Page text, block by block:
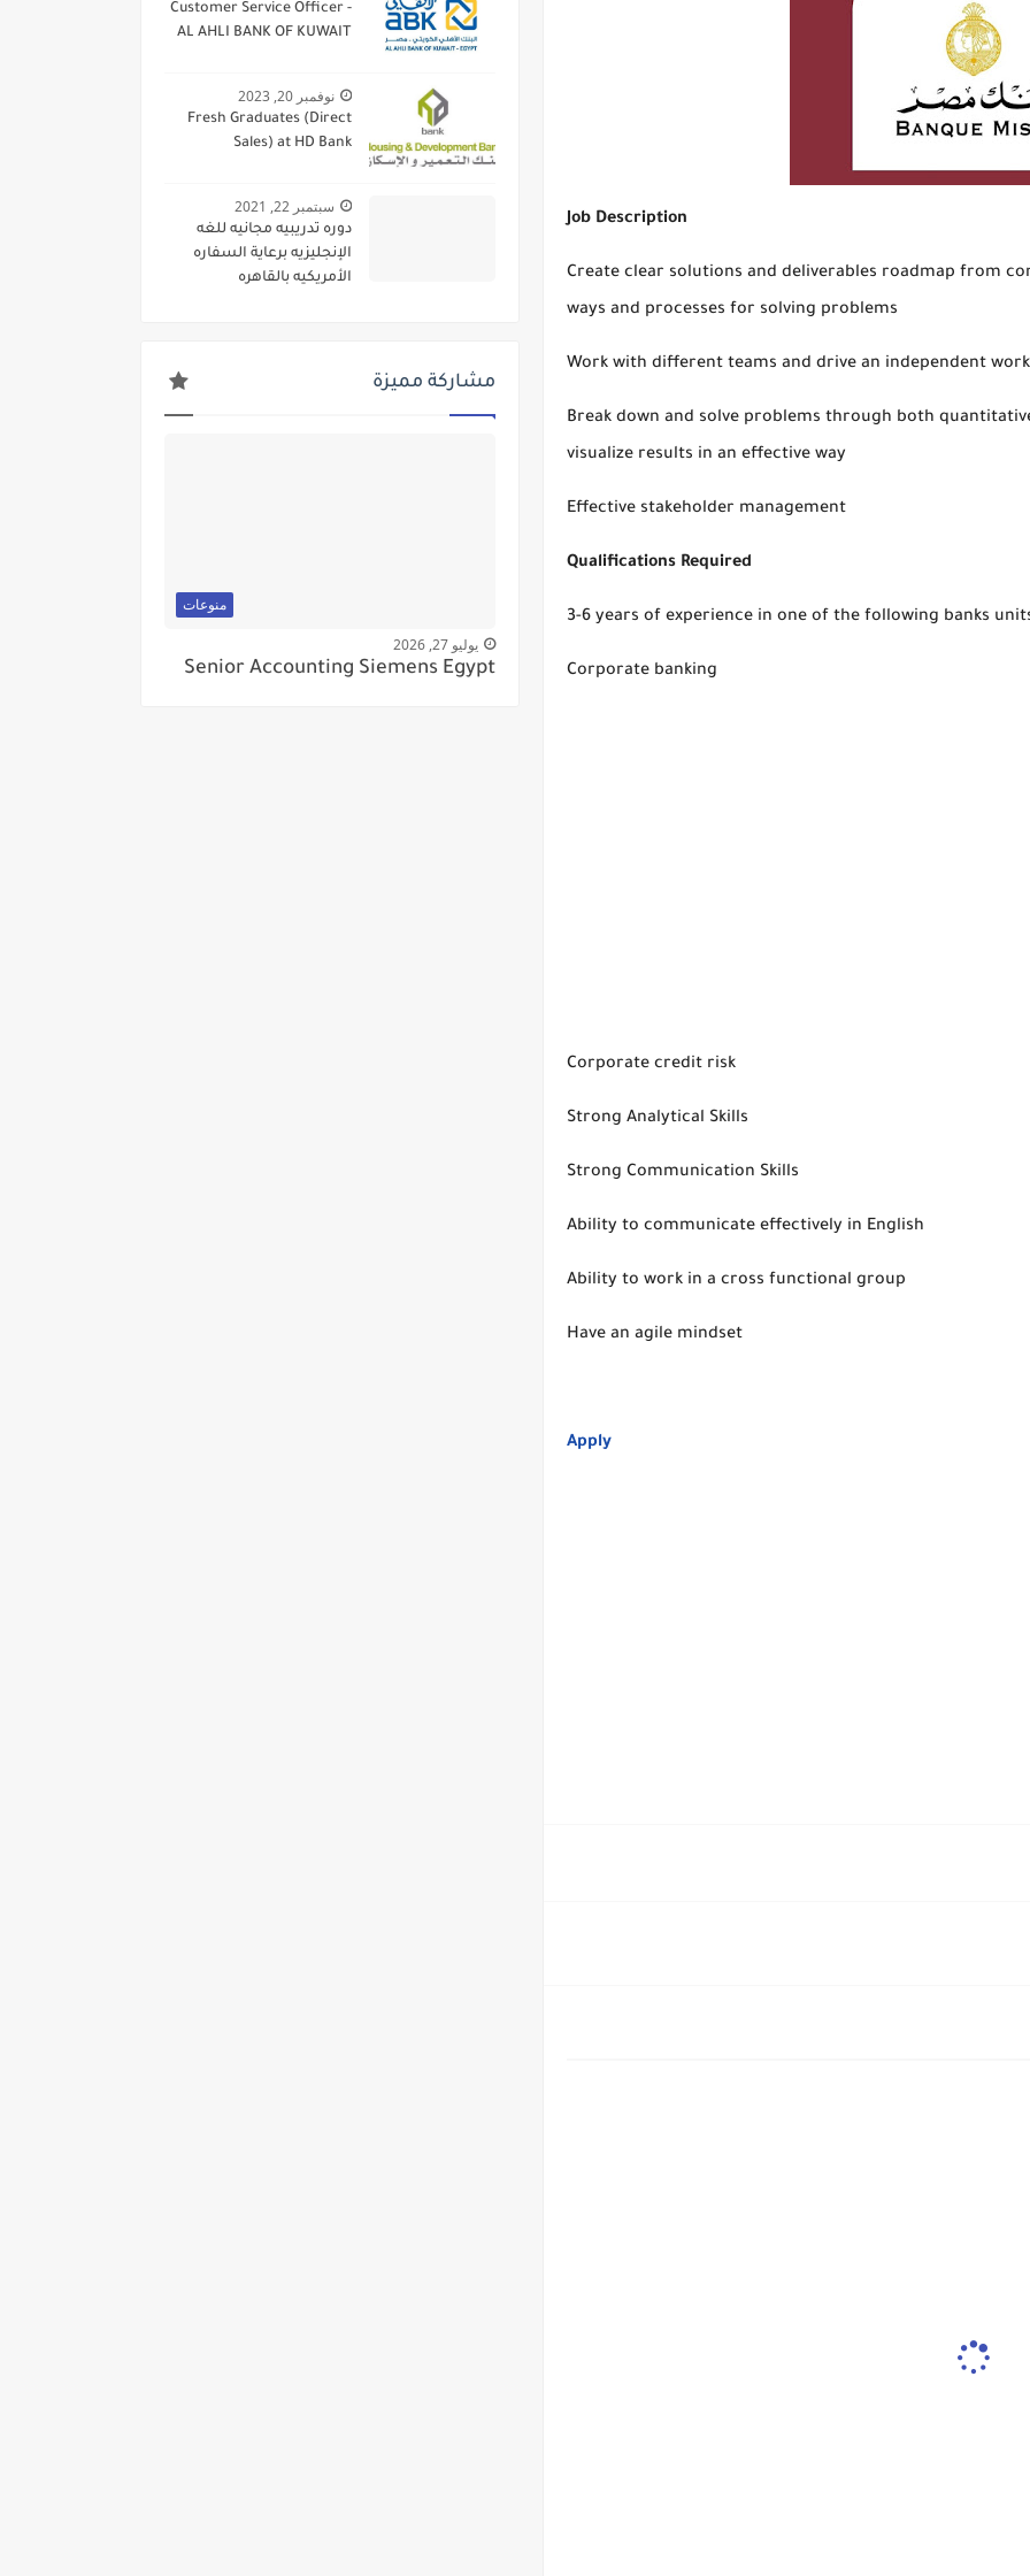
Job Description
Create clear solutions and deliverables roadmap from
ways and processes for solving problems
Work with different teams and drive an independent
Break down and solve problems through both
visualize results in an effective way
Effective stakeholder management
Qualifications Required
3-6 years of experience in one of the following banks
Corporate banking
Corporate credit risk
Strong Analytical Skills
Strong Communication Skills
Ability to communicate effectively in English
Ability to work in a cross functional group
Have an agile mindset
Apply
Customer Service Officer -
AL AHLI BANK OF KUWAIT
نوفمبر 20, 2023
Fresh Graduates (Direct
Sales) at HD Bank
سبتمبر 22, 2021
دوره تدريبيه مجانيه للغه
الإنجليزيه برعاية السفاره
الأمريكيه بالقاهره
مشاركة مميزة
منوعات
يوليو 27, 2026
Senior Accounting Siemens Egypt